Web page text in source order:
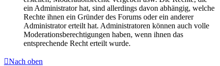
ein Administrator hat, sind allerdings davon abhängig, welche
Rechte ihnen ein Gründer des Forums oder ein anderer
Administrator erteilt hat. Administratoren können auch volle
Moderationsberechtigungen haben, wenn ihnen das
entsprechende Recht erteilt wurde.
Nach oben